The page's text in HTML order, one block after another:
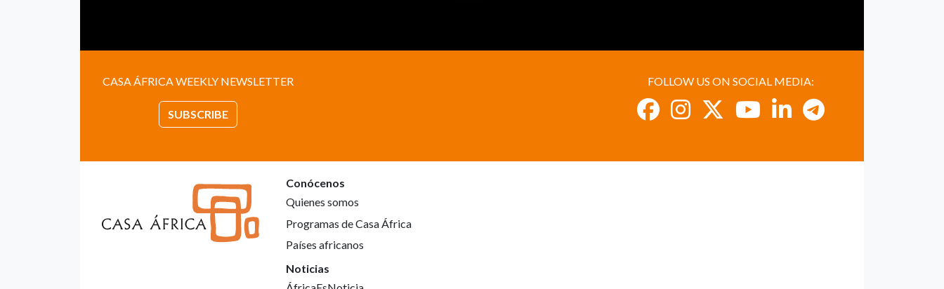
CASA ÁFRICA WEEKLY NEWSLETTER
SUBSCRIBE
FOLLOW US ON SOCIAL MEDIA:
Conócenos
Quienes somos
Programas de Casa África
Países africanos
Noticias